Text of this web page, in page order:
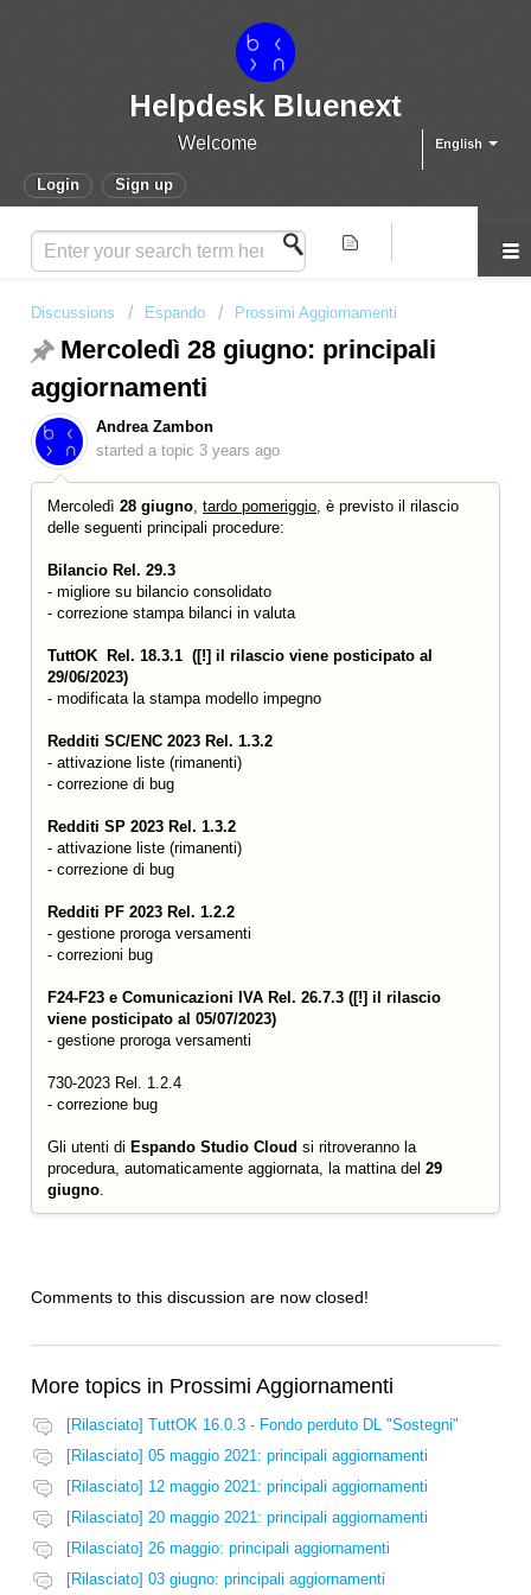
Helpdesk Bluenext
English
Welcome
Login Sign up
Discussions Espando Prossimi Aggiornamenti
Mercoledì 28 giugno: principali
aggiornamenti
Andrea Zambon
started a topic 3 years ago
Mercoledì 28 giugno tardo pomeriggio , è previsto il rilascio
delle seguenti principali procedure:
Bilancio Rel. 29.3
- migliore su bilancio consolidato
- correzione stampa bilanci in valuta
TuttOK Rel. 18.3.1 ([!] il rilascio viene posticipato al
29/06/2023)
- modificata la stampa modello impegno
Redditi SC/ENC 2023 Rel. 1.3.2
- attivazione liste (rimanenti)
- correzione di bug
Redditi SP 2023 Rel. 1.3.2
- attivazione liste (rimanenti)
- correzione di bug
Redditi PF 2023 Rel. 1.2.2
- gestione proroga versamenti
- correzioni bug
F24-F23 e Comunicazioni IVA Rel. 26.7.3 ([!] il rilascio
viene posticipato al 05/07/2023)
- gestione proroga versamenti
730-2023 Rel. 1.2.4
- correzione bug
Gli utenti di Espando Studio Cloud si ritroveranno la
procedura, automaticamente aggiornata, la mattina del 29
giugno
Comments to this discussion are now closed!
More topics in Prossimi Aggiornamenti
[Rilasciato] TuttOK 16.0.3 - Fondo perduto DL "Sostegni"
[Rilasciato] 05 maggio 2021: principali aggiornamenti
[Rilasciato] 12 maggio 2021: principali aggiornamenti
[Rilasciato] 20 maggio 2021: principali aggiornamenti
[Rilasciato] 26 maggio: principali aggiornamenti
[Rilasciato] 03 giugno: principali aggiornamenti